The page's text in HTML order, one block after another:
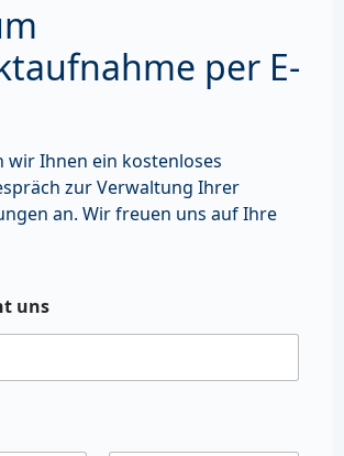
per E-
wir Ihnen ein kostenloses
zur Verwaltung Ihrer
an. Wir freuen uns auf Ihre
uns